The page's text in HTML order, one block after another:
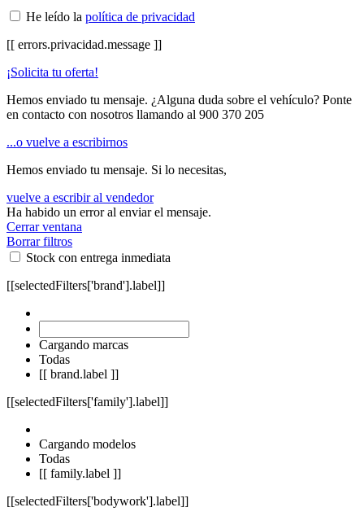
He leído la política de privacidad
[[ errors.privacidad.message ]]
¡Solicita tu oferta!
Hemos enviado tu mensaje. ¿Alguna duda sobre el vehículo? Ponte
en contacto con nosotros llamando al 900 370 205
...o vuelve a escribirnos
Hemos enviado tu mensaje. Si lo necesitas,
vuelve a escribir al vendedor
Ha habido un error al enviar el mensaje.
Cerrar ventana
Borrar filtros
Stock con entrega inmediata
[[selectedFilters['brand'].label]]
Cargando marcas
Todas
[[ brand.label ]]
[[selectedFilters['family'].label]]
Cargando modelos
Todas
[[ family.label ]]
[[selectedFilters['bodywork'].label]]